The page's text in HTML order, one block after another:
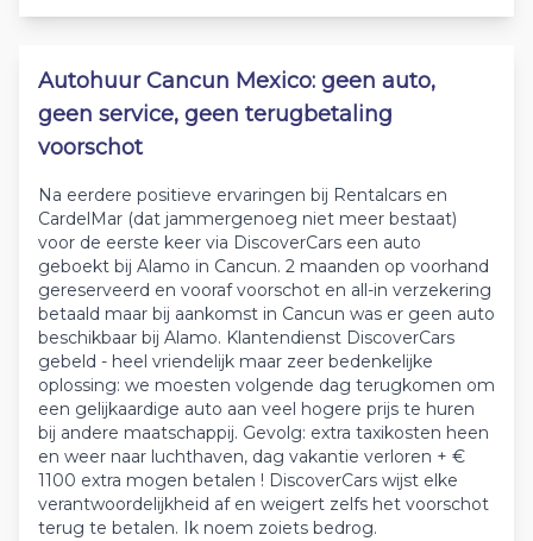
Autohuur Cancun Mexico: geen auto,
geen service, geen terugbetaling
voorschot
Na eerdere positieve ervaringen bij Rentalcars en
CardelMar (dat jammergenoeg niet meer bestaat)
voor de eerste keer via DiscoverCars een auto
geboekt bij Alamo in Cancun. 2 maanden op voorhand
gereserveerd en vooraf voorschot en all-in verzekering
betaald maar bij aankomst in Cancun was er geen auto
beschikbaar bij Alamo. Klantendienst DiscoverCars
gebeld - heel vriendelijk maar zeer bedenkelijke
oplossing: we moesten volgende dag terugkomen om
een gelijkaardige auto aan veel hogere prijs te huren
bij andere maatschappij. Gevolg: extra taxikosten heen
en weer naar luchthaven, dag vakantie verloren + €
1100 extra mogen betalen ! DiscoverCars wijst elke
verantwoordelijkheid af en weigert zelfs het voorschot
terug te betalen. Ik noem zoiets bedrog.